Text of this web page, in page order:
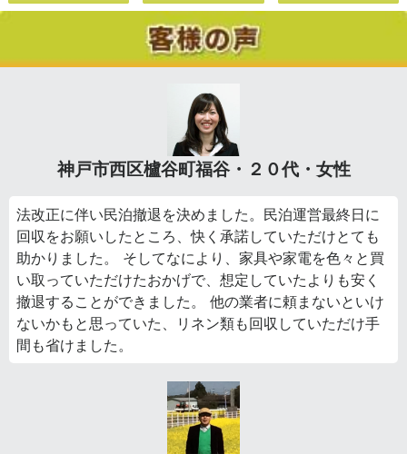
神戸市西区櫨谷町福谷・２０代・女性
法改正に伴い民泊撤退を決めました。民泊運営最終日に
回収をお願いしたところ、快く承諾していただけとても
助かりました。 そしてなにより、家具や家電を色々と買
い取っていただけたおかげで、想定していたよりも安く
撤退することができました。 他の業者に頼まないといけ
ないかもと思っていた、リネン類も回収していただけ手
間も省けました。